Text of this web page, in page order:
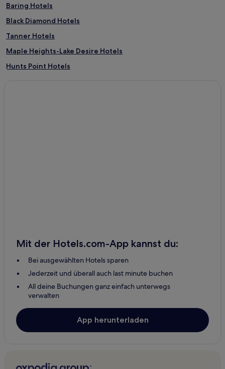
Baring Hotels
Black Diamond Hotels
Tanner Hotels
Maple Heights-Lake Desire Hotels
Hunts Point Hotels
Burien Hotels
Clyde Hill Hotels
Hotels mit Parkplatz in Federal Way
2-Sterne-Hotels in Federal Way
3-Sterne-Hotels in Federal Way
Snoqualmie Hotels
Mit der Hotels.com-App kannst du:
Bei ausgewählten Hotels sparen
Jederzeit und überall auch last minute buchen
All deine Buchungen ganz einfach unterwegs
verwalten
App herunterladen